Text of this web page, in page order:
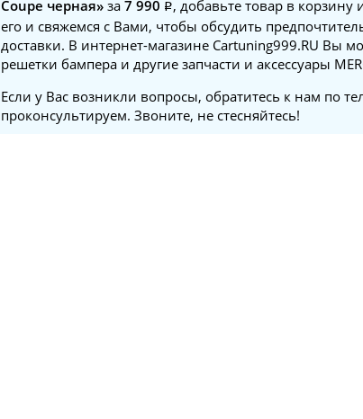
Coupe черная» за 7 990
, добавьте товар в
его и свяжемся с Вами, чтобы обсудить
доставки. В интернет-магазине Cartuning999.RU Вы
решетки бампера и другие запчасти и аксессуары
Если у Вас возникли вопросы, обратитесь к нам по
проконсультируем. Звоните, не стесняйтесь!